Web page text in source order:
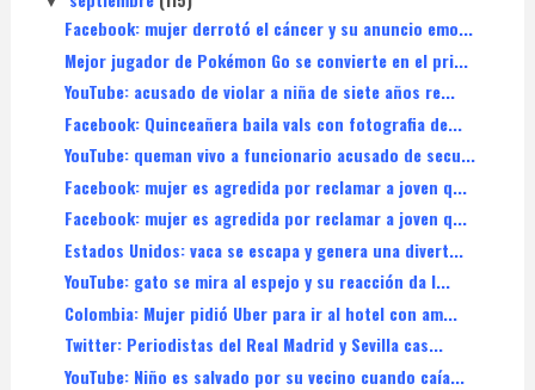
Facebook: mujer derrotó el cáncer y su anuncio emo...
Mejor jugador de Pokémon Go se convierte en el pri...
YouTube: acusado de violar a niña de siete años re...
Facebook: Quinceañera baila vals con fotografia de...
YouTube: queman vivo a funcionario acusado de secu...
Facebook: mujer es agredida por reclamar a joven q...
Facebook: mujer es agredida por reclamar a joven q...
Estados Unidos: vaca se escapa y genera una divert...
YouTube: gato se mira al espejo y su reacción da l...
Colombia: Mujer pidió Uber para ir al hotel con am...
Twitter: Periodistas del Real Madrid y Sevilla cas...
YouTube: Niño es salvado por su vecino cuando caía...